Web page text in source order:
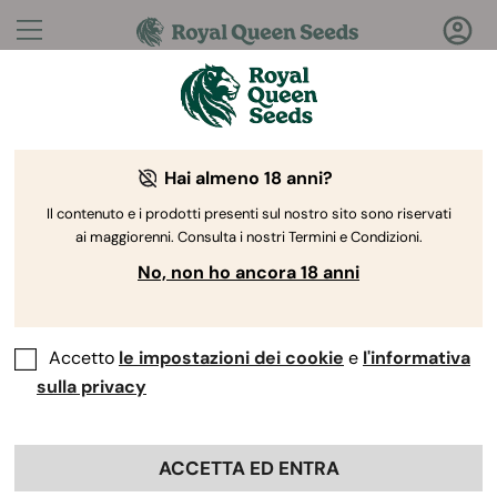
Domande?Risposte!
Benvenuto nel Royal Queen Seeds Help Center
Help Center > Collaborazioni > Back
Dove posso ottenere assistenza
se ho problemi con il mio
Hai almeno 18 anni?
Il contenuto e i prodotti presenti sul nostro sito sono riservati
ai maggiorenni. Consulta i nostri Termini e Condizioni.
No, non ho ancora 18 anni
Accetto le impostazioni dei cookie e l'informativa
sulla privacy
ACCETTA ED ENTRA